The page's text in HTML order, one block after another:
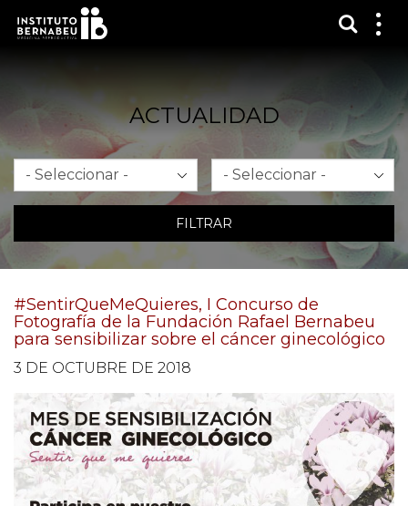
ACTUALIDAD
Mes Año
FILTRAR
#SentirQueMeQuieres, I Concurso de
Fotografía de la Fundación Rafael Bernabeu
para sensibilizar sobre el cáncer ginecológico
3 DE OCTUBRE DE 2018